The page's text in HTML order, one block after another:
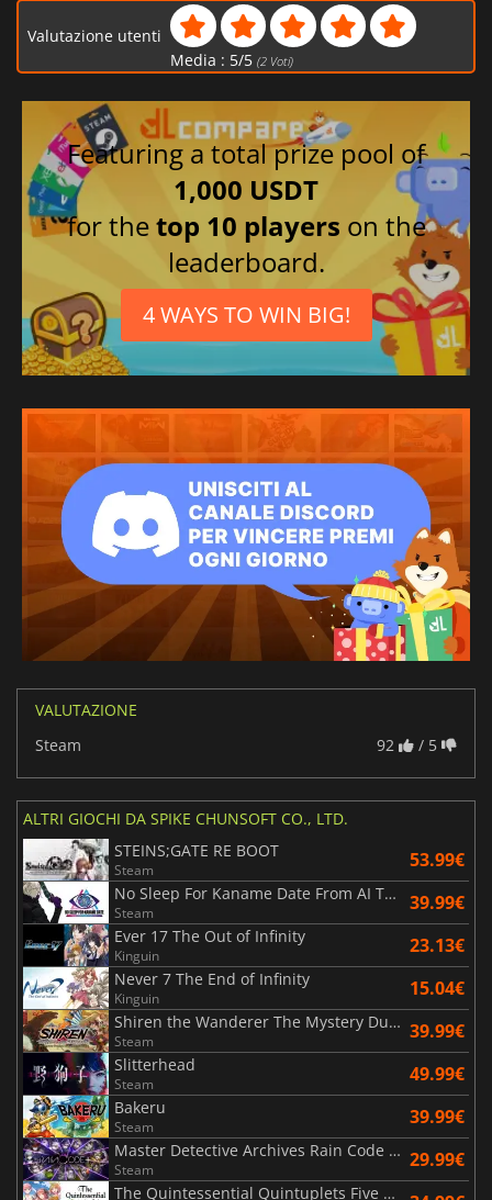
Valutazione utenti
Media : 5/5 (2Voti)
Featuring a total prize pool of
1,000 USDT
for thetop 10 players on the
leaderboard.
4 WAYS TO WIN BIG!
VALUTAZIONE
Steam
92 / 5
ALTRI GIOCHI DA SPIKE CHUNSOFT CO., LTD.
STEINS;GATE RE BOOT
Steam 53.99€
No Sleep For Kaname Date From AI The Somnium Files
Steam 39.99€
Ever 17 The Out of Infinity
Kinguin 23.13€
Never 7 The End of Infinity
Kinguin 15.04€
Shiren the Wanderer The Mystery Dungeon of Serpentcoil Island
Steam 39.99€
Slitterhead
Steam 49.99€
Bakeru
Steam 39.99€
Master Detective Archives Rain Code Plus
Steam 29.99€
The Quintessential Quintuplets Five Memories Spent With You